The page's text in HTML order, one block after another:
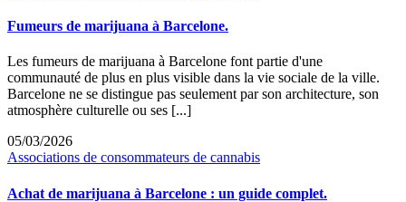
Fumeurs de marijuana à Barcelone.
Les fumeurs de marijuana à Barcelone font partie d'une
communauté de plus en plus visible dans la vie sociale de la ville.
Barcelone ne se distingue pas seulement par son architecture, son
atmosphère culturelle ou ses [...]
05/03/2026
Associations de consommateurs de cannabis
Achat de marijuana à Barcelone : un guide complet.